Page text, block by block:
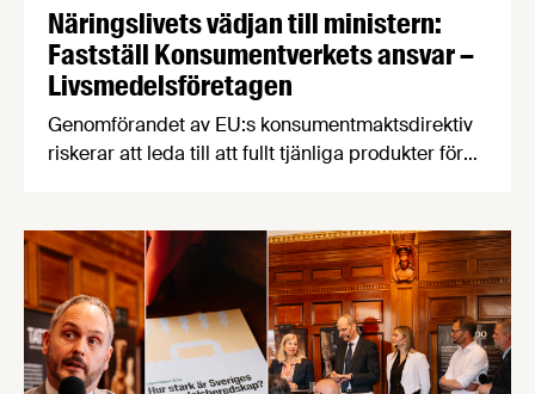
Näringslivets vädjan till ministern:
Fastställ Konsumentverkets ansvar –
Livsmedelsföretagen
Genomförandet av EU:s konsumentmaktsdirektiv
riskerar att leda till att fullt tjänliga produkter för
näringslivsorganisationer begär nu att
civilminister Erik Slottner ingriper.